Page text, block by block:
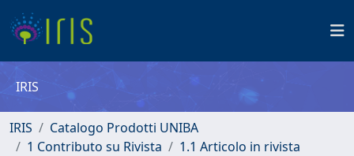
IRIS
IRIS
Catalogo Prodotti UNIBA
1 Contributo su Rivista
1.1 Articolo in rivista